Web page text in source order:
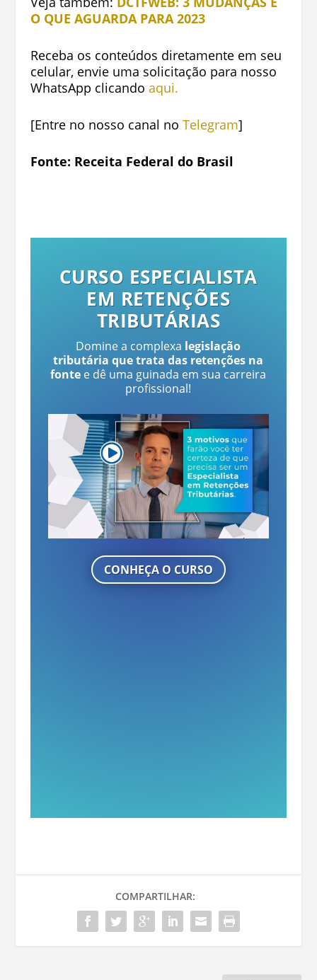
O QUE AGUARDA PARA 2023
Receba os conteúdos diretamente em seu
celular, envie uma solicitação para nosso
WhatsApp clicando aqui.
[Entre no nosso canal no Telegram]
Fonte: Receita Federal do Brasil
CURSO ESPECIALISTA
EM RETENÇÕES
TRIBUTÁRIAS
Domine a complexa legislação
tributária que trata das retenções na
fonte e dê uma guinada em sua carreira
profissional!
CONHEÇA O CURSO
COMPARTILHAR: